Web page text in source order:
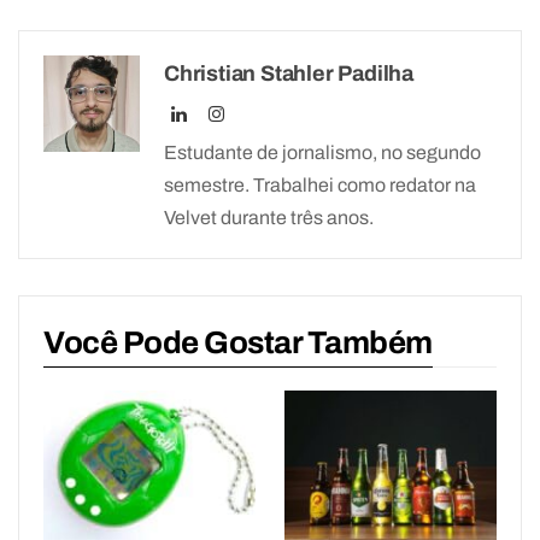
Christian Stahler Padilha
Estudante de jornalismo, no segundo
semestre. Trabalhei como redator na
Velvet durante três anos.
Você Pode Gostar Também